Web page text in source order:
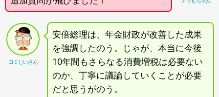
ヨミじいさん
安倍総理は、年金財政が改善した成果
を強調したのう。じゃが、本当に今後
10年間もさらなる消費増税は必要ない
のか、丁寧に議論していくことが必要
だと思うがのう。